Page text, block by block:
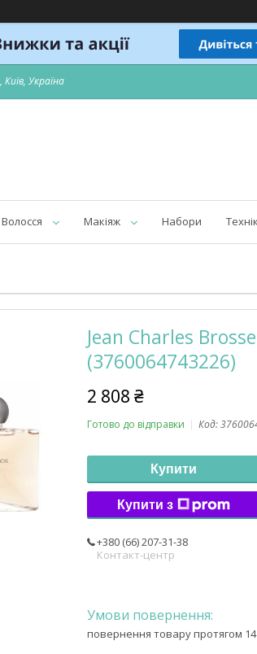
Україна
Волосся Макіяж Набори
Jean Charles
(3760064743226)
2 808 ₴
Готово до відправки Код:
Купити
Купити з
+380 (66) 207-31-38
Контакт-центр
повернення товару протягом 14